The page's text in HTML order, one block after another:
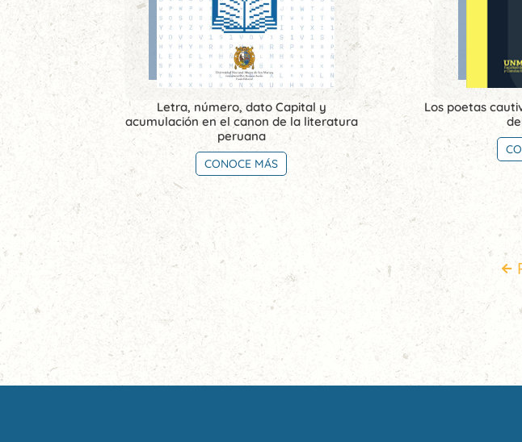
Letra, número, dato Capital y
acumulación en el canon de la literatura
peruana
CONOCE MÁS
Los poetas